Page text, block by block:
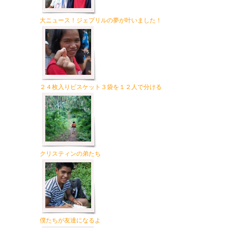
大ニュース！ジェプリルの夢が叶いました！
２４枚入りビスケット３袋を１２人で分ける
クリスティンの弟たち
僕たちが友達になるよ